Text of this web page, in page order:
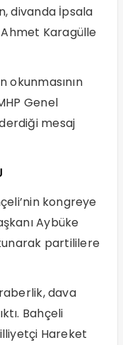
divanda İpsala
Ahmet Karagülle
okunmasının
Genel
mesaj
kongreye
Aybüke
partililere
dava
Bahçeli
Hareket